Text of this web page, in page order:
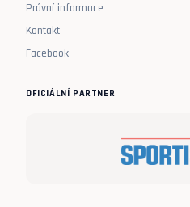
Právní informace
Kontakt
Facebook
OFICIÁLNÍ PARTNER